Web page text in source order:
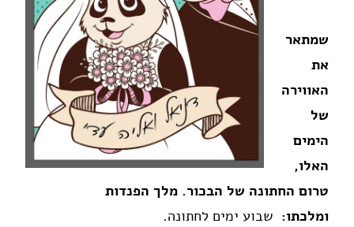
שמתאר
את
האווירה
של
הימים
האלו,
טרום החתונה של הבכור. מלך הפנדות
ומלכתו: שבוע ימים לחתונה.